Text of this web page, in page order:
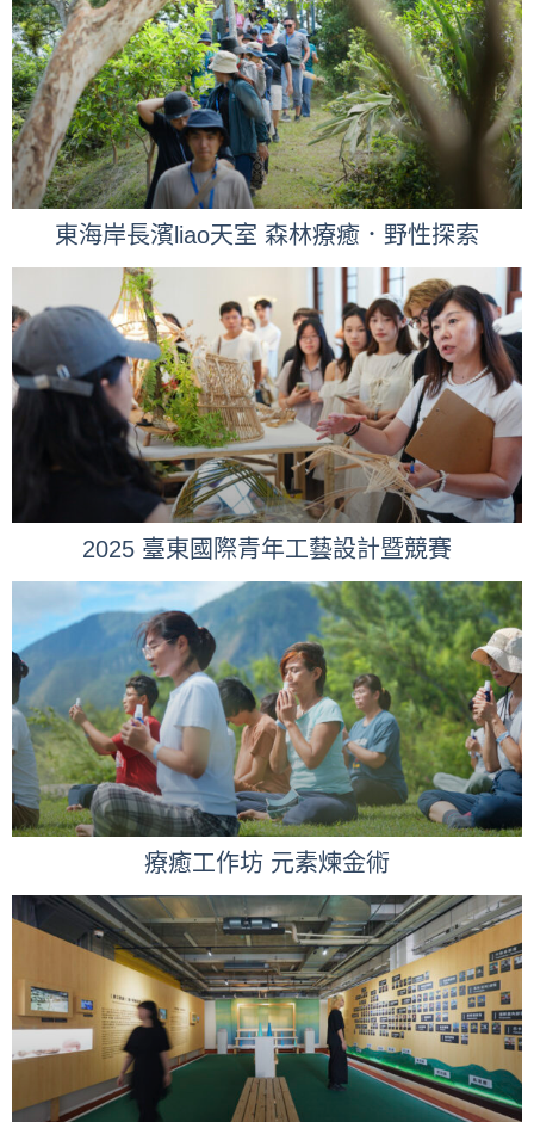
東海岸長濱liao天室 森林療癒．野性探索
2025 臺東國際青年工藝設計暨競賽
療癒工作坊 元素煉金術